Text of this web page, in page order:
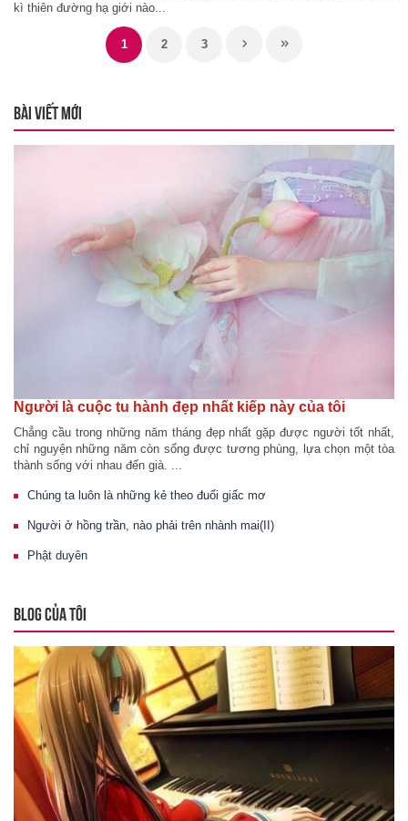
kì thiên đường hạ giới nào...
1 2 3
BÀI VIẾT MỚI
Người là cuộc tu hành đẹp nhất kiếp này của tôi
Chẳng cầu trong những năm tháng đẹp nhất gặp được người tốt nhất,
chỉ nguyện những năm còn sống được tương phùng, lựa chọn một tòa
thành sống với nhau đến già. ...
Chúng ta luôn là những kẻ theo đuổi giấc mơ
Người ở hồng trần, nào phải trên nhành mai(II)
Phật duyên
BLOG CỦA TÔI